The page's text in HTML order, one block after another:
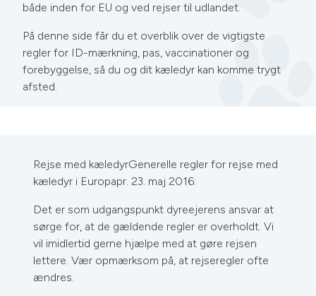
både inden for EU og ved rejser til udlandet.
På denne side får du et overblik over de vigtigste
regler for ID-mærkning, pas, vaccinationer og
forebyggelse, så du og dit kæledyr kan komme trygt
afsted.
Rejse med kæledyrGenerelle regler for rejse med
kæledyr i Europapr. 23. maj 2016:
Det er som udgangspunkt dyreejerens ansvar at
sørge for, at de gældende regler er overholdt. Vi
vil imidlertid gerne hjælpe med at gøre rejsen
lettere. Vær opmærksom på, at rejseregler ofte
ændres.